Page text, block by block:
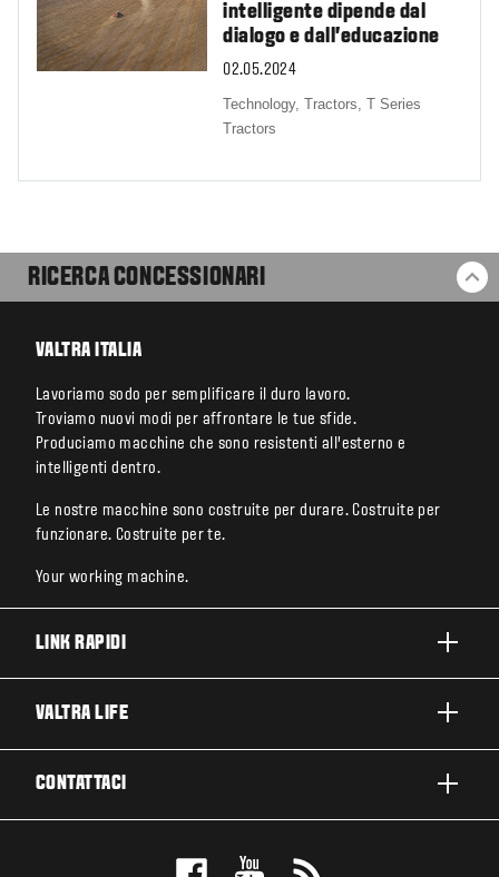
intelligente dipende dal
dialogo e dall'educazione
02.05.2024
Technology,Tractors,T Series
Tractors
RICERCA CONCESSIONARI
VALTRA ITALIA
Lavoriamo sodo per semplificare il duro lavoro.
Troviamo nuovi modi per affrontare le tue sfide.
Produciamo macchine che sono resistenti all’esterno e
intelligenti dentro.
Le nostre macchine sono costruite per durare. Costruite per
funzionare. Costruite per te.
Your working machine.
LINK RAPIDI
TECNOLOGIE VALTRA
VALTRA LIFE
CONTATTACI